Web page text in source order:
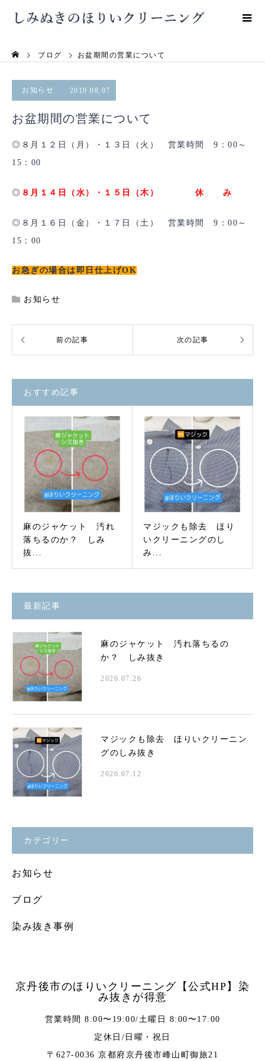
ブログ お盆期間の営業について
お知らせ 2019.08.07
お盆期間の営業について
◎８月１２日（月）・１３日（火） 営業時間 9：00～
15：00
◎ ８月１４日（水）・１５日（木） 休 み
◎８月１６日（金）・１７日（土） 営業時間 9：00～
15：00
お急ぎの場合は即日仕上げOK
お知らせ
おすすめ記事
麻のジャケット 汚れ
落ちるのか？ しみ
抜...
マジックも除去 ほり
いクリーニングのし
み...
最新記事
麻のジャケット 汚れ落ちるの
か？ しみ抜き
2026.07.26
マジックも除去 ほりいクリーニン
グのしみ抜き
2026.07.12
カテゴリー
お知らせ
ブログ
染み抜き事例
京丹後市のほりいクリーニング【公式HP】染
み抜きが得意
営業時間 8:00〜19:00/土曜日 8:00〜17:00
定休日/日曜・祝日
〒627-0036 京都府京丹後市峰山町御旅21